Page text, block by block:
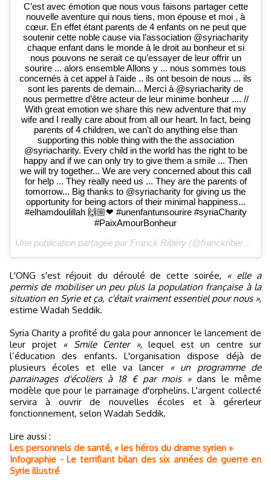
C’est avec émotion que nous vous faisons partager cette
nouvelle aventure qui nous tiens, mon épouse et moi , à
cœur. En effet étant parents de 4 enfants on ne peut que
soutenir cette noble cause via l’association @syriacharity
chaque enfant dans le monde à le droit au bonheur et si
nous pouvons ne serait ce qu’essayer de leur offrir un
sourire ... alors ensemble Allons y ... nous sommes tous
concernés à cet appel à l’aide .. ils ont besoin de nous ... ils
sont les parents de demain... Merci à @syriacharity de
nous permettre d’être acteur de leur minime bonheur .... //
With great emotion we share this new adventure that my
wife and I really care about from all our heart. In fact, being
parents of 4 children, we can't do anything else than
supporting this noble thing with the the association
@syriacharity. Every child in the world has the right to be
happy and if we can only try to give them a smile ... Then
we will try together... We are very concerned about this call
for help ... They really need us ... They are the parents of
tomorrow... Big thanks to @syriacharity for giving us the
opportunity for being actors of their minimal happiness...
#elhamdoulillah 🙌🏼❤ #unenfantunsourire #syriaCharity
#PaixAmourBonheur
Une publication partagée par Franck Ribéry (@franckribery7) le
L'ONG s'est réjouit du déroulé de cette soirée, « elle a
permis de mobiliser un peu plus la population française à la
situation en Syrie et ça, c'était vraiment essentiel pour nous »,
estime Wadah Seddik.
Syria Charity a profité du gala pour annoncer le lancement de
leur projet
« Smile Center », lequel est un centre sur
l’éducation des enfants. L'organisation dispose déjà de
plusieurs écoles et elle va lancer
« un programme de
parrainages d'écoliers à 18 € par mois »dans le même
modèle que pour le parrainage d'orphelins. L'argent collecté
servira à ouvrir de nouvelles écoles et à gérerleur
fonctionnement, selon Wadah Seddik.
Lire aussi :
Les personnels de santé, « les héros du drame syrien »
Infographie - Le terrifiant bilan des six années de guerre en
Syrie illustré